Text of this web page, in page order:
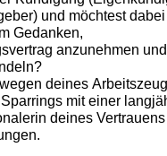
und möchtest
Gedanken,
anzunehmen
deines
mit einer
deines